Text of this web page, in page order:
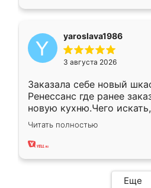
yaroslava1986
3 августа 2026
Заказала себе новый
Ренессанс где ранее
новую кухню.Чего
вполне довольна. Служит
два года, нареканий нет.
Читать полностью
Еще